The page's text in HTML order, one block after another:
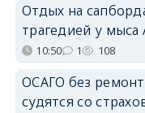
Отдых на
трагедией у мыса
10:50 1 108
ОСАГО без
судятся со